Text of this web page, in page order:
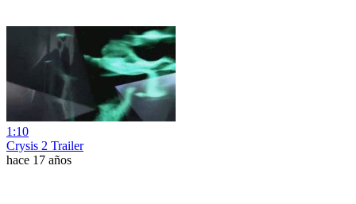
1:10
Crysis 2 Trailer
hace 17 años